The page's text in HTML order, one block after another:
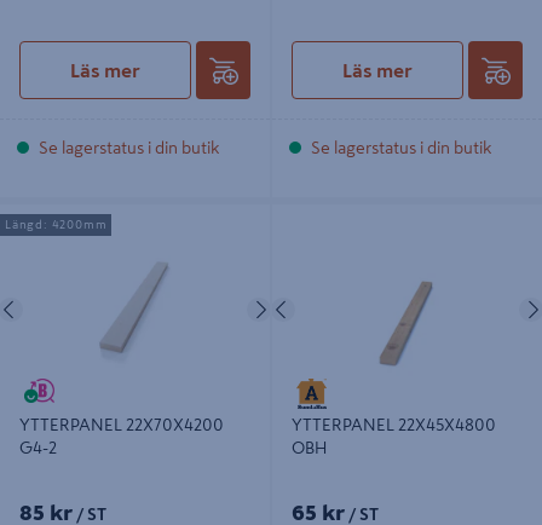
Läs mer
Se lagerstatus i din butik
Läs mer
Se lagerstatus i din butik
YTTERPANEL 22X70X4200 G4-2
Nästa
YTTERPANEL 22X70X4200
G4-2
85 kr / ST
Längd: 4200mm
YTTERPANEL 22X45X4800
OBH
65 kr / ST